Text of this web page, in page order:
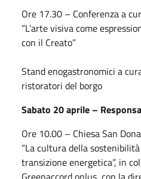
Ore 17.30 – Conferenza a
“L’arte visiva come
con il Creato”
Stand enogastronomici a
ristoratori del borgo
Sabato 20 aprile –
Ore 10.00 – Chiesa San
“La cultura della
transizione energetica”, in